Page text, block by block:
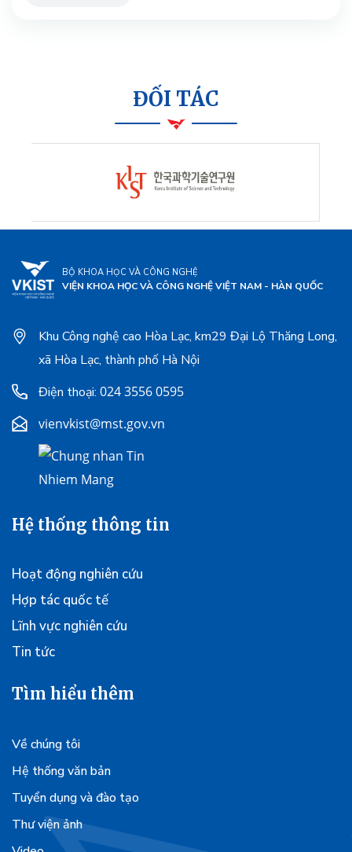
ĐỐI TÁC
BỘ KHOA HỌC VÀ CÔNG NGHỆ
VIỆN KHOA HỌC VÀ CÔNG NGHỆ VIỆT NAM - HÀN QUỐC
Khu Công nghệ cao Hòa Lạc, km29 Đại Lộ Thăng Long,
xã Hòa Lạc, thành phố Hà Nội
Điện thoại: 024 3556 0595
vienvkist@mst.gov.vn
Hệ thống thông tin
Hoạt động nghiên cứu
Hợp tác quốc tế
Lĩnh vực nghiên cứu
Tin tức
Tìm hiểu thêm
Về chúng tôi
Hệ thống văn bản
Tuyển dụng và đào tạo
Thư viện ảnh